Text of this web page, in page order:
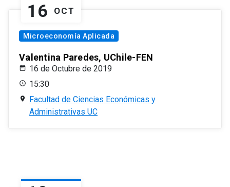
16 OCT
Microeconomía Aplicada
Valentina Paredes, UChile-FEN
16 de Octubre de 2019
15:30
Facultad de Ciencias Económicas y
Administrativas UC